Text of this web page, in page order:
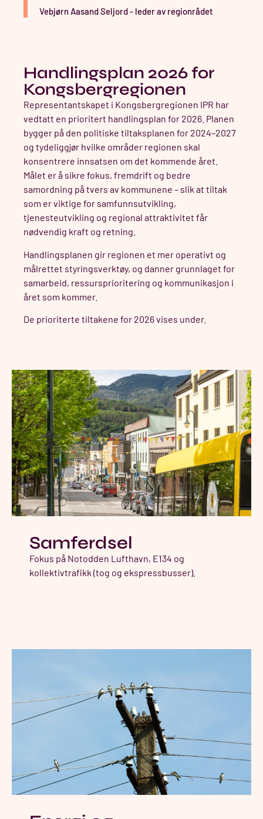
Vebjørn Aasand Seljord - leder av regionrådet
Handlingsplan 2026 for
Kongsbergregionen
Representantskapet i Kongsbergregionen IPR har
vedtatt en prioritert handlingsplan for 2026. Planen
bygger på den politiske tiltaksplanen for 2024–2027
og tydeliggjør hvilke områder regionen skal
konsentrere innsatsen om det kommende året.
Målet er å sikre fokus, fremdrift og bedre
samordning på tvers av kommunene – slik at tiltak
som er viktige for samfunnsutvikling,
tjenesteutvikling og regional attraktivitet får
nødvendig kraft og retning.
Handlingsplanen gir regionen et mer operativt og
målrettet styringsverktøy, og danner grunnlaget for
samarbeid, ressursprioritering og kommunikasjon i
året som kommer.
De prioriterte tiltakene for 2026 vises under.
Samferdsel
Fokus på Notodden Lufthavn, E134 og
kollektivtrafikk (tog og ekspressbusser).